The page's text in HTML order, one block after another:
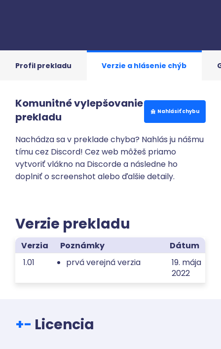
Profil prekladu Verzie a hlásenie chýb
Komunitné vylepšovanie
prekladu
Nahlásiť chybu
Nachádza sa v preklade chyba? Nahlás ju nášmu
tímu cez Discord! Cez web môžeš priamo
vytvoriť vlákno na Discorde a následne ho
doplniť o screenshot alebo ďalšie detaily.
Verzie prekladu
Verzia Poznámky
Dátum
1.01
prvá verejná verzia
19. mája
2022
+- Licencia